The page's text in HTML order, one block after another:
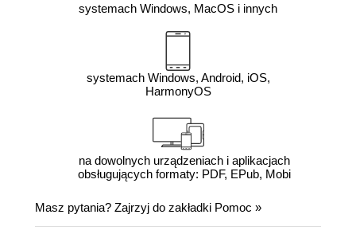
systemach Windows, MacOS i innych
systemach Windows, Android, iOS,
HarmonyOS
na dowolnych urządzeniach i aplikacjach
obsługujących formaty: PDF, EPub, Mobi
Masz pytania? Zajrzyj do zakładki Pomoc »